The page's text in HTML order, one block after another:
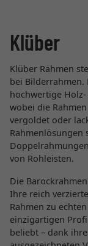
Klüber
Klüber Rahmen
bei
hochwertige
wobei die
vergoldet oder
Rahmenlösungen
von Rohleisten.
Die
Ihre reich
Rahmen zu
einzigartigen
beliebt – dank